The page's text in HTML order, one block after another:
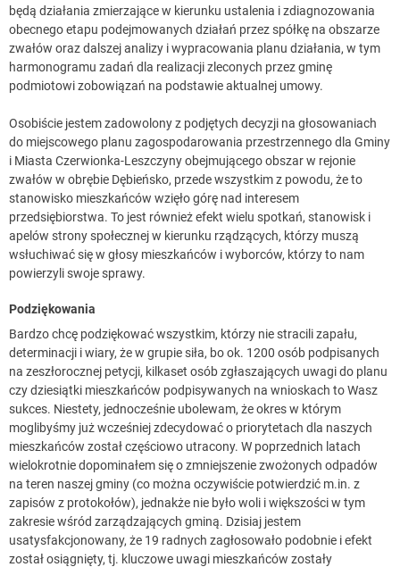
będą działania zmierzające w kierunku ustalenia i zdiagnozowania
obecnego etapu podejmowanych działań przez spółkę na obszarze
zwałów oraz dalszej analizy i wypracowania planu działania, w tym
harmonogramu zadań dla realizacji zleconych przez gminę
podmiotowi zobowiązań na podstawie aktualnej umowy.
Osobiście jestem zadowolony z podjętych decyzji na głosowaniach
do miejscowego planu zagospodarowania przestrzennego dla Gminy
i Miasta Czerwionka-Leszczyny obejmującego obszar w rejonie
zwałów w obrębie Dębieńsko, przede wszystkim z powodu, że to
stanowisko mieszkańców wzięło górę nad interesem
przedsiębiorstwa. To jest również efekt wielu spotkań, stanowisk i
apelów strony społecznej w kierunku rządzących, którzy muszą
wsłuchiwać się w głosy mieszkańców i wyborców, którzy to nam
powierzyli swoje sprawy.
Podziękowania
Bardzo chcę podziękować wszystkim, którzy nie stracili zapału,
determinacji i wiary, że w grupie siła, bo ok. 1200 osób podpisanych
na zeszłorocznej petycji, kilkaset osób zgłaszających uwagi do planu
czy dziesiątki mieszkańców podpisywanych na wnioskach to Wasz
sukces. Niestety, jednocześnie ubolewam, że okres w którym
moglibyśmy już wcześniej zdecydować o priorytetach dla naszych
mieszkańców został częściowo utracony. W poprzednich latach
wielokrotnie dopominałem się o zmniejszenie zwożonych odpadów
na teren naszej gminy (co można oczywiście potwierdzić m.in. z
zapisów z protokołów), jednakże nie było woli i większości w tym
zakresie wśród zarządzających gminą. Dzisiaj jestem
usatysfakcjonowany, że 19 radnych zagłosowało podobnie i efekt
został osiągnięty, tj. kluczowe uwagi mieszkańców zostały